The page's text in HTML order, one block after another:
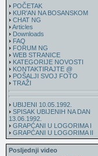
POČETAK
KUR'AN NA BOSANSKOM
CHAT NG
Articles
Downloads
FAQ
FORUM NG
WEB STRANICE
KATEGORIJE NOVOSTI
KONTAKTIRAJTE @
POŠALJI SVOJ FOTO
TRAŽI
UBIJENI 10.05.1992.
SPISAK UBIJENIH NA DAN
13.06.1992.
GRAPĆANI U LOGORIMA I
GRAPĆANI U LOGORIMA II
Posljednji video